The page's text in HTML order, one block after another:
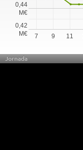
7 9 11
0,42
M€
0,44
M€
Jornada